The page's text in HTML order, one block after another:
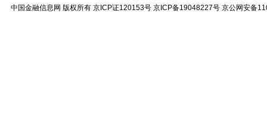
中国金融信息网 版权所有 京ICP证120153号 京ICP备19048227号 京公网安备